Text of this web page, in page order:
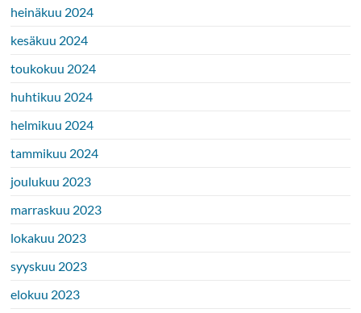
heinäkuu 2024
kesäkuu 2024
toukokuu 2024
huhtikuu 2024
helmikuu 2024
tammikuu 2024
joulukuu 2023
marraskuu 2023
lokakuu 2023
syyskuu 2023
elokuu 2023